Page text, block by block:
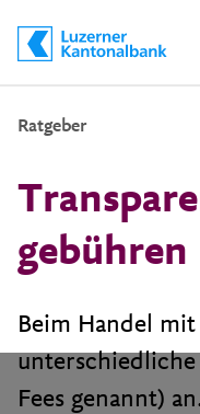
Ratgeber
gebühren
Beim Handel
Fees genannt)